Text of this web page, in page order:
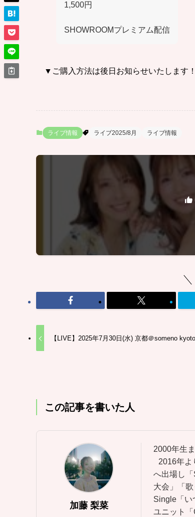
1,500円
SHOWROOMプレミアム配信
▼ご購入方法は後日お知らせいたします！
ライブ情報 ライブ2025/8月 ライブ情報
【LIVE】2025年7月30日(水) 京都＠someno kyoto
この記事を書いた人
加藤 梨菜
2000年生
2016年よ
へ出場し
大会」「
Single「い
ユニット